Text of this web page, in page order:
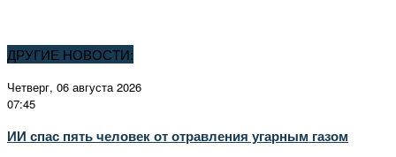
ДРУГИЕ НОВОСТИ:
Четверг, 06 августа 2026
07:45
ИИ спас пять человек от отравления угарным газом